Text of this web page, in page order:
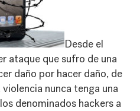
Desde el
ataque que sufro de una
daño por hacer daño, de
nunca tenga una
denominados hackers a